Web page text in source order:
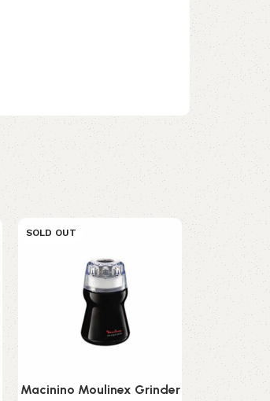
SOLD OUT
Macinino Moulinex Grinder
SOLD OUT
Tostapane